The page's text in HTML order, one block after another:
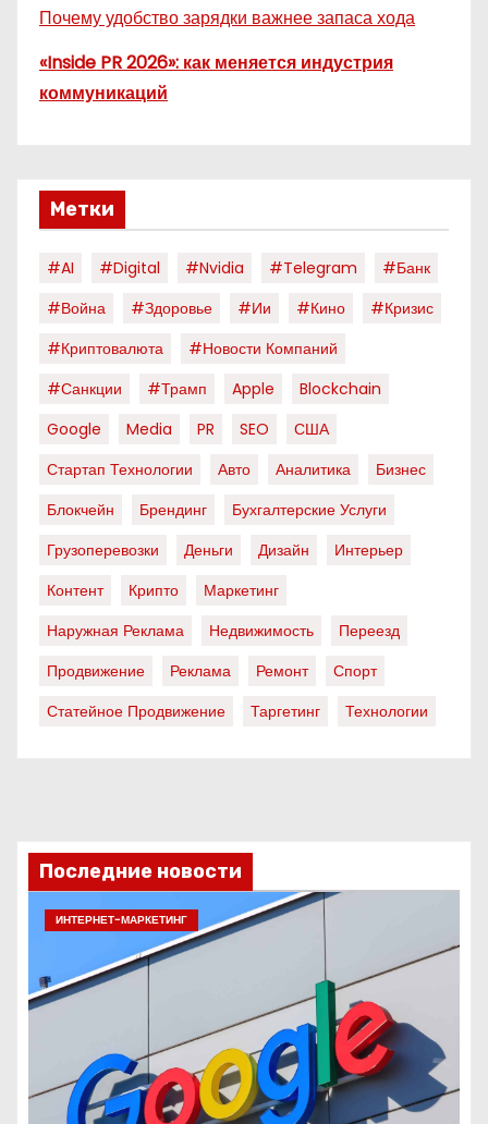
Почему удобство зарядки важнее запаса хода
«Inside PR 2026»: как меняется индустрия
коммуникаций
Метки
#AI #digital #nvidia #telegram
#банк
#война
#здоровье #ии #кино
#кризис
#криптовалюта
#новости Компаний
#санкции
#трамп Apple
Blockchain
Google
Media PR SEO
США
Стартап Технологии
Авто Аналитика
Бизнес
Блокчейн
Брендинг
Бухгалтерские Услуги
Грузоперевозки
Деньги Дизайн
Интерьер
Контент
Крипто
Маркетинг
Наружная Реклама
Недвижимость
Переезд
Продвижение
Реклама Ремонт
Спорт
Статейное Продвижение
Таргетинг Технологии
Последние новости
ИНТЕРНЕТ-МАРКЕТИНГ